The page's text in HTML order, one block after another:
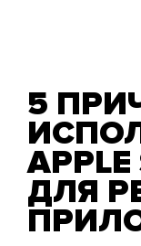
5
APPLE
ДЛЯ